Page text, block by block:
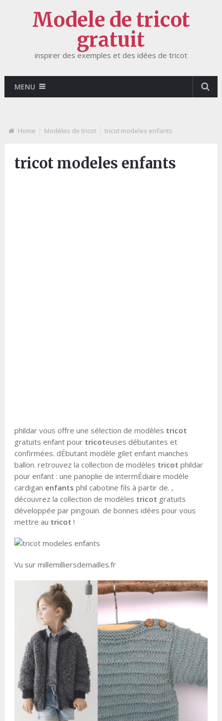
Modele de tricot
gratuit
inspirer des exemples et des idées de tricot
MENU
Home Modèles de tricot tricot modeles enfants
tricot modeles enfants
phildar vous offre une sélection de modèles tricot
gratuits enfant pour tricoteuses débutantes et
confirmées. dÉbutant modèle gilet enfant manches
ballon. retrouvez la collection de modèles tricot phildar
pour enfant : une panoplie de intermÉdiaire modèle
cardigan enfants phil cabotine fils à partir de. ,
découvrez la collection de modèles tricot gratuits
développée par pingouin. de bonnes idées pour vous
mettre au tricot !
Vu sur millemilliersdemailles.fr